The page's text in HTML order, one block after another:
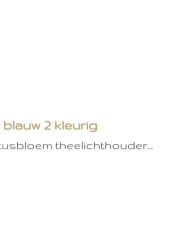
2 kleurig
theelichthouder…